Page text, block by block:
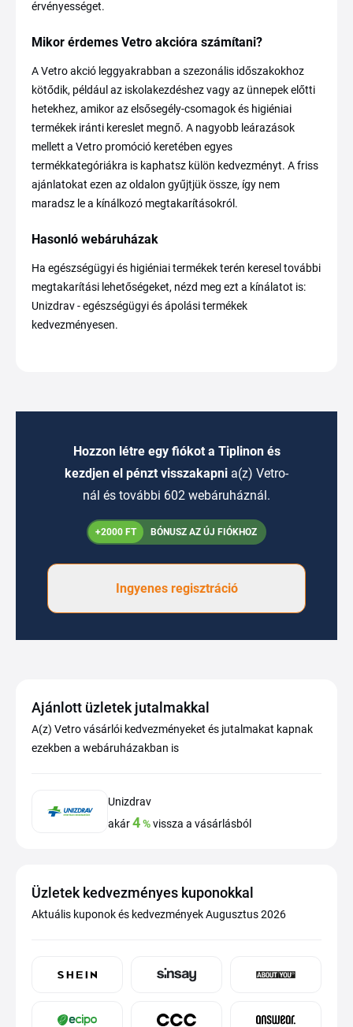
érvényességet.
Mikor érdemes Vetro akcióra számítani?
A Vetro akció leggyakrabban a szezonális időszakokhoz
kötődik, például az iskolakezdéshez vagy az ünnepek előtti
hetekhez, amikor az elsősegély-csomagok és higiéniai
termékek iránti kereslet megnő. A nagyobb leárazások
mellett a Vetro promóció keretében egyes
termékkategóriákra is kaphatsz külön kedvezményt. A friss
ajánlatokat ezen az oldalon gyűjtjük össze, így nem
maradsz le a kínálkozó megtakarításokról.
Hasonló webáruházak
Ha egészségügyi és higiéniai termékek terén keresel további
megtakarítási lehetőségeket, nézd meg ezt a kínálatot is:
Unizdrav - egészségügyi és ápolási termékek
kedvezményesen.
Hozzon létre egy fiókot a Tiplinon és
kezdjen el pénzt visszakapni a(z) Vetro-
nál és további 602 webáruháznál.
+2000 FT BÓNUSZ AZ ÚJ FIÓKHOZ
Ingyenes regisztráció
Ajánlott üzletek jutalmakkal
A(z) Vetro vásárlói kedvezményeket és jutalmakat kapnak
ezekben a webáruházakban is
Unizdrav
akár4%vissza a vásárlásból
Üzletek kedvezményes kuponokkal
Aktuális kuponok és kedvezmények Augusztus 2026